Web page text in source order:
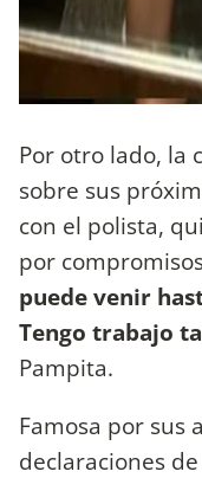
Por otro lado, la
sobre sus
con el polista,
por
puede venir
Tengo trabajo
Pampita.
Famosa por sus
declaraciones